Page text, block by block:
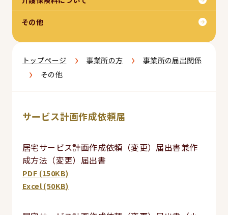
その他
トップページ › 事業所の方 › 事業所の届出関係
› その他
サービス計画作成依頼届
居宅サービス計画作成依頼（変更）届出書兼作
成方法（変更）届出書
PDF (150KB)
Excel (50KB)